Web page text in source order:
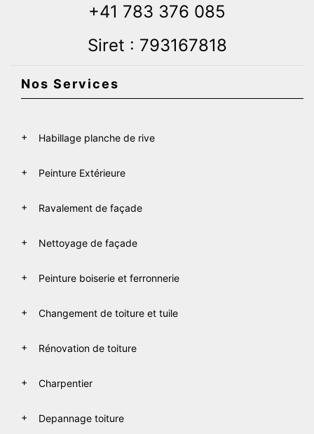
+41 783 376 085
Siret : 793167818
Nos Services
Habillage planche de rive
Peinture Extérieure
Ravalement de façade
Nettoyage de façade
Peinture boiserie et ferronnerie
Changement de toiture et tuile
Rénovation de toiture
Charpentier
Depannage toiture